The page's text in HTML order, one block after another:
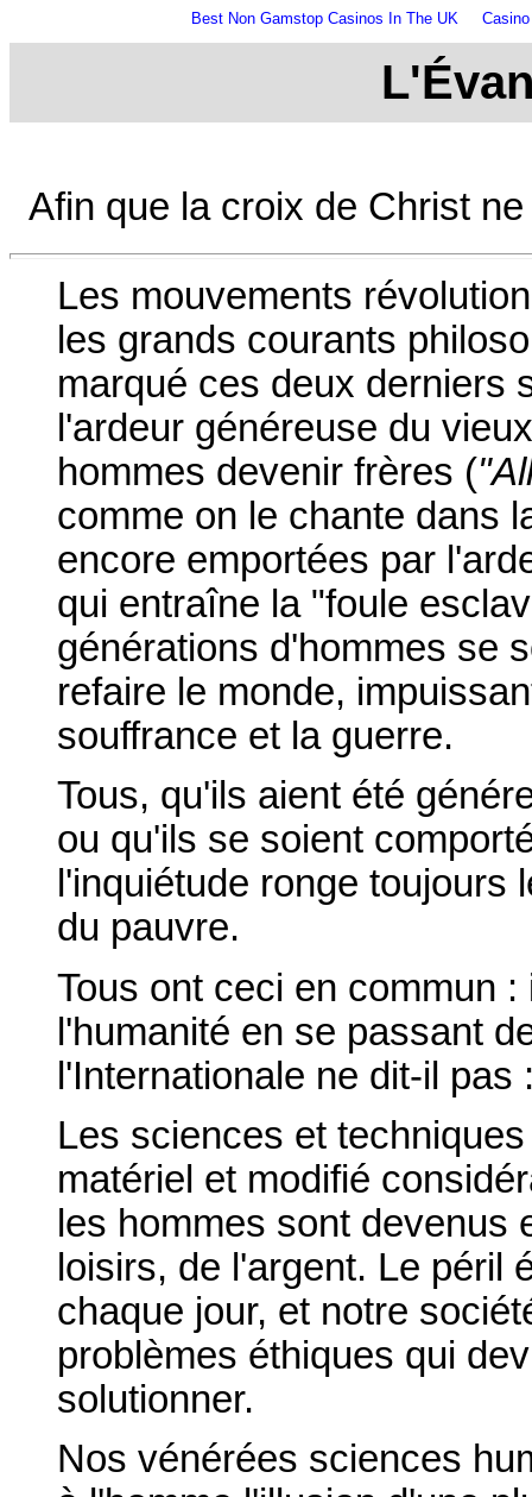
Best Non Gamstop Casinos In The UK
Afin que la croix de Christ
Les mouvements
les grands courants
marqué ces deux derniers
l'ardeur généreuse du
hommes devenir frères (
comme on le chante dans
encore emportées par
qui entraîne la "foule
générations d'hommes se
refaire le monde,
souffrance et la guerre.
Tous, qu'ils aient été
ou qu'ils se soient
l'inquiétude ronge
du pauvre.
Tous ont ceci en commun
l'humanité en se passant
l'Internationale ne dit-il pas
Les sciences et
matériel et modifié
les hommes sont
loisirs, de l'argent. Le péril
chaque jour, et notre
problèmes éthiques qui
solutionner.
Nos vénérées sciences